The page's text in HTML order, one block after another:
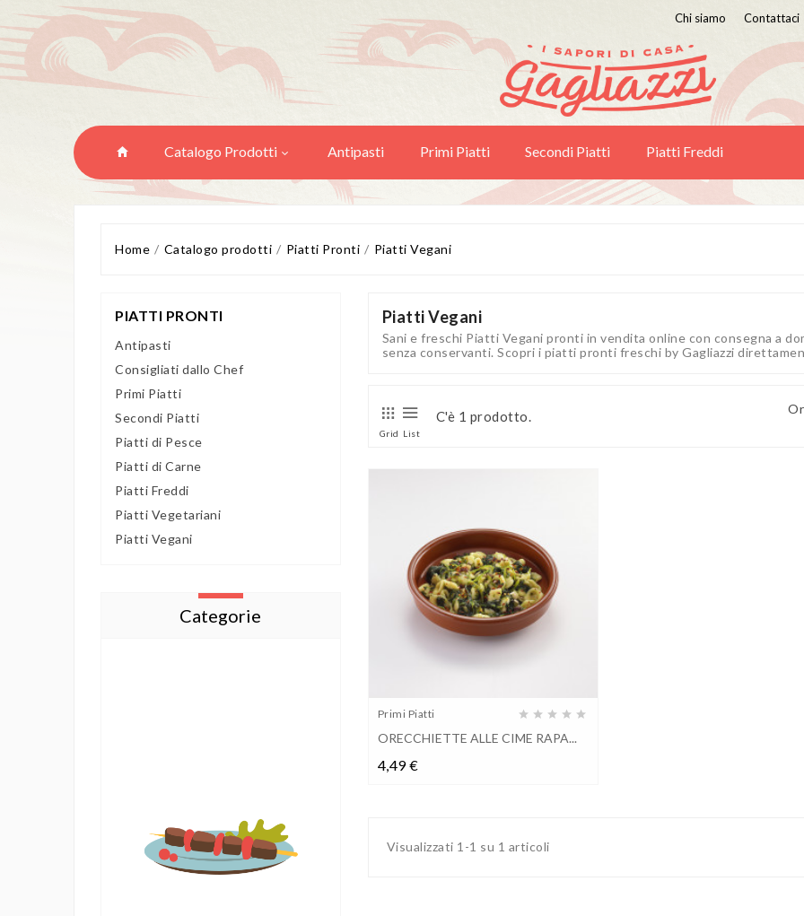
Chi siamo Contattaci
Catalogo Prodotti Antipasti Primi Piatti Secondi Piatti Piatti Freddi
Home Catalogo prodotti Piatti Pronti Piatti Vegani
PIATTI PRONTI
Antipasti
Consigliati dallo Chef
Primi Piatti
Secondi Piatti
Piatti di Pesce
Piatti di Carne
Piatti Freddi
Piatti Vegetariani
Piatti Vegani
Categorie
Piatti Vegani
Sani e freschi Piatti Vegani pronti in vendita online con consegna a
senza conservanti. Scopri i piatti pronti freschi by Gagliazzi
Grid List
C'è 1 prodotto.
Primi Piatti
ORECCHIETTE ALLE CIME RAPA...
4,49 €Prezzo
Visualizzati 1-1 su 1 articoli